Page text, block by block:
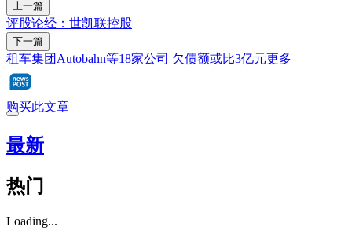
上一篇
评股论经：世凯联控股
下一篇
租车集团Autobahn等18家公司 欠债额或比3亿元更多
购买此文章
最新
热门
Loading...